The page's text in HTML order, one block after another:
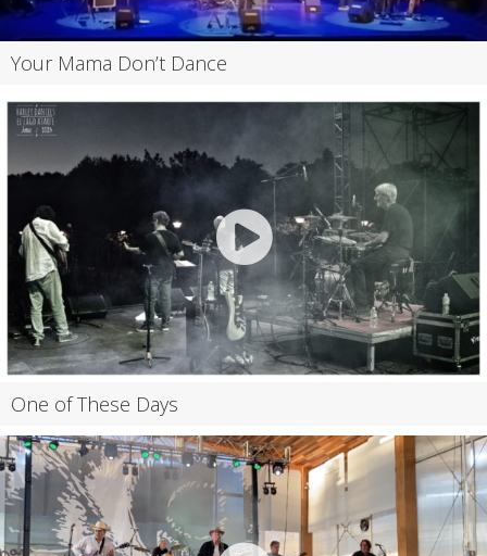
Your Mama Don’t Dance
One of These Days